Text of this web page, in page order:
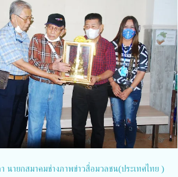
นายกสมาคมช่างภาพข่าวสื่อมวลชน(ประเทศไทย )